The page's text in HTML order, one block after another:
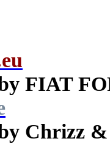
FIAT
Chrizz